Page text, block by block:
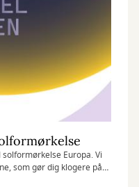
Europa. Vi
som gør dig klogere på